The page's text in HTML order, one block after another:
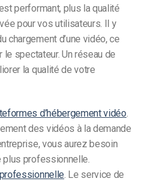
performant, plus la qualité
pour vos utilisateurs. Il y
chargement d’une vidéo, ce
le spectateur. Un réseau de
la qualité de votre
d’hébergement vidéo.
des vidéos à la demande
vous aurez besoin
plus professionnelle.
. Le service de